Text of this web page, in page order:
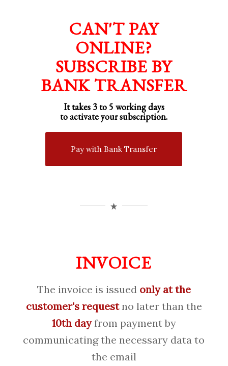
CAN'T PAY
ONLINE?
SUBSCRIBE BY
BANK TRANSFER
It takes 3 to 5 working days
to activate your subscription.
Pay with Bank Transfer
INVOICE
The invoice is issued only at the
customer's requestno later than the
10th dayfrom payment by
communicating the necessary data to
the email